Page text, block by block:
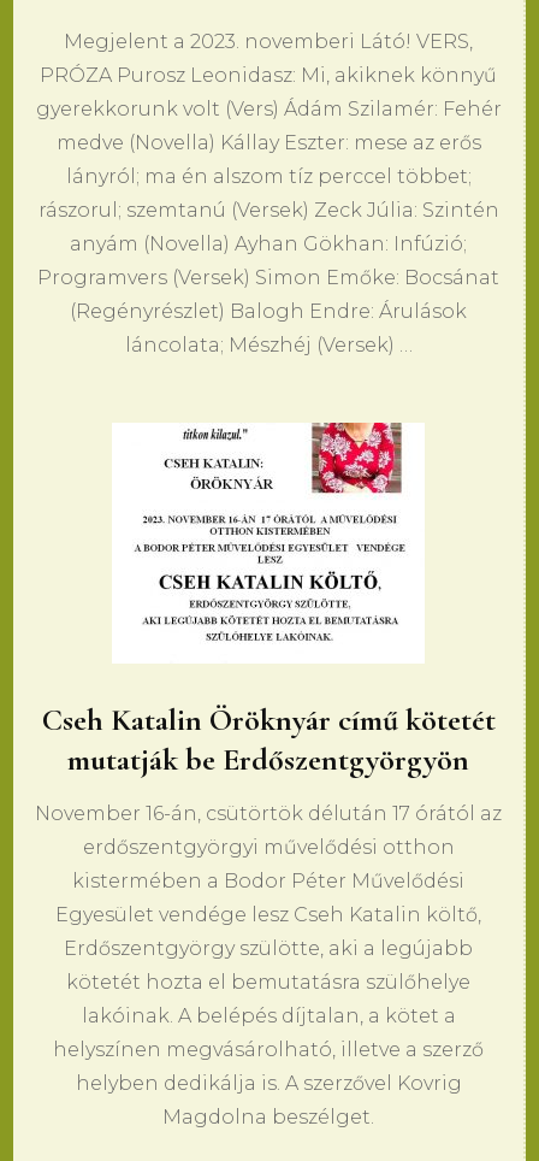
Megjelent a 2023. novemberi Látó! VERS,
PRÓZA Purosz Leonidasz: Mi, akiknek könnyű
gyerekkorunk volt (Vers) Ádám Szilamér: Fehér
medve (Novella) Kállay Eszter: mese az erős
lányról; ma én alszom tíz perccel többet;
rászorul; szemtanú (Versek) Zeck Júlia: Szintén
anyám (Novella) Ayhan Gökhan: Infúzió;
Programvers (Versek) Simon Emőke: Bocsánat
(Regényrészlet) Balogh Endre: Árulások
láncolata; Mészhéj (Versek) …
Cseh Katalin Öröknyár című kötetét
mutatják be Erdőszentgyörgyön
November 16-án, csütörtök délután 17 órától az
erdőszentgyörgyi művelődési otthon
kistermében a Bodor Péter Művelődési
Egyesület vendége lesz Cseh Katalin költő,
Erdőszentgyörgy szülötte, aki a legújabb
kötetét hozta el bemutatásra szülőhelye
lakóinak. A belépés díjtalan, a kötet a
helyszínen megvásárolható, illetve a szerző
helyben dedikálja is. A szerzővel Kovrig
Magdolna beszélget.